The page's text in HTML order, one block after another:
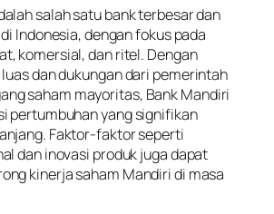
salah satu bank terbesar dan
Indonesia, dengan fokus pada
komersial, dan ritel. Dengan
dan dukungan dari pemerintah
saham mayoritas, Bank Mandiri
pertumbuhan yang signifikan
Faktor-faktor seperti
dan inovasi produk juga dapat
kinerja saham Mandiri di masa